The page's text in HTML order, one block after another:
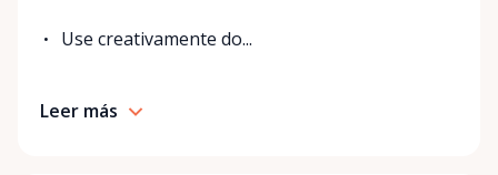
Use creativamente do...
Leer más